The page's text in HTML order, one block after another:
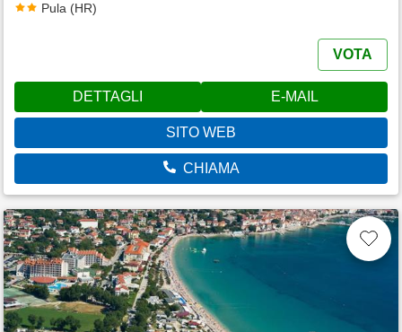
Pula (HR)
VOTA
DETTAGLI E-MAIL
SITO WEB
CHIAMA